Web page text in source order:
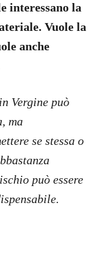
interessano la
Vuole la
anche
Vergine può
ma
se stessa o
può essere